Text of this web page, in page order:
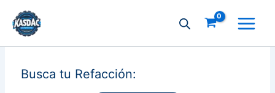
contenido
Busca tu Refacción: